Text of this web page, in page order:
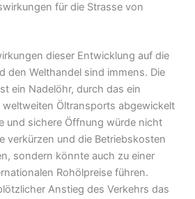
für die Strasse von
dieser Entwicklung auf die
den Welthandel sind immens. Die
ein Nadelöhr, durch das ein
weltweiten Öltransports abgewickelt
und sichere Öffnung würde nicht
verkürzen und die Betriebskosten
sondern könnte auch zu einer
Rohölpreise führen.
Anstieg des Verkehrs das